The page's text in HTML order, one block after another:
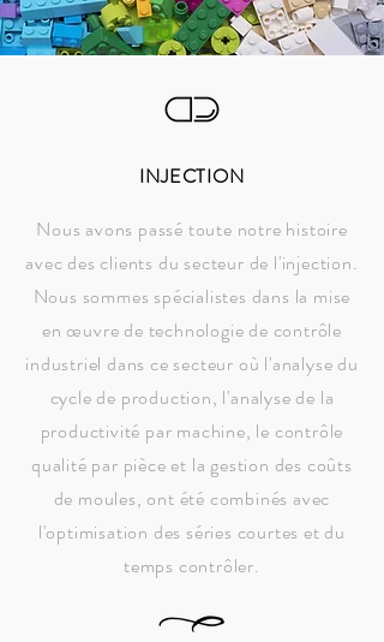
INJECTION
Nous avons passé toute notre histoire
avec des clients du secteur de l'injection.
Nous sommes spécialistes dans la mise
en œuvre de technologie de contrôle
industriel dans ce secteur où l'analyse du
cycle de production, l'analyse de la
productivité par machine, le contrôle
qualité par pièce et la gestion des coûts
de moules, ont été combinés avec
l'optimisation des séries courtes et du
temps contrôler.